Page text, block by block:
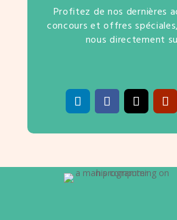
Profitez de nos dernières
concours et offres
nous directement